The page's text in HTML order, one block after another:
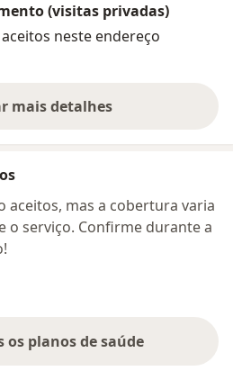
(visitas privadas)
neste endereço
mais detalhes
sobre o endereço
aceitos, mas a cobertura varia
o serviço. Confirme durante a
os planos de saúde